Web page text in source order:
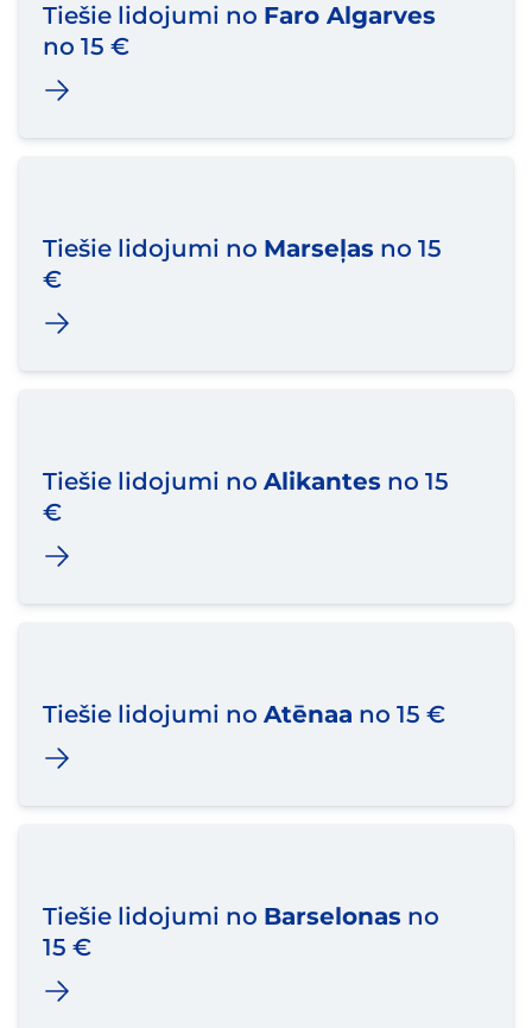
Tiešie lidojumi no Faro Algarves
no 15 €
Tiešie lidojumi no Marseļas no 15
€
Tiešie lidojumi no Alikantes no 15
€
Tiešie lidojumi no Atēnaa no 15 €
Tiešie lidojumi no Barselonas no
15 €